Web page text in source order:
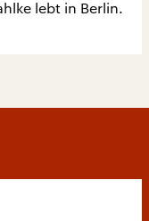
lebt in Berlin.